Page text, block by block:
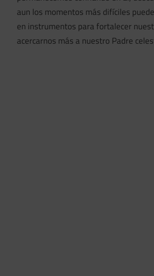
aun los momentos más difíciles
en instrumentos para fortalecer
acercarnos más a nuestro Padre